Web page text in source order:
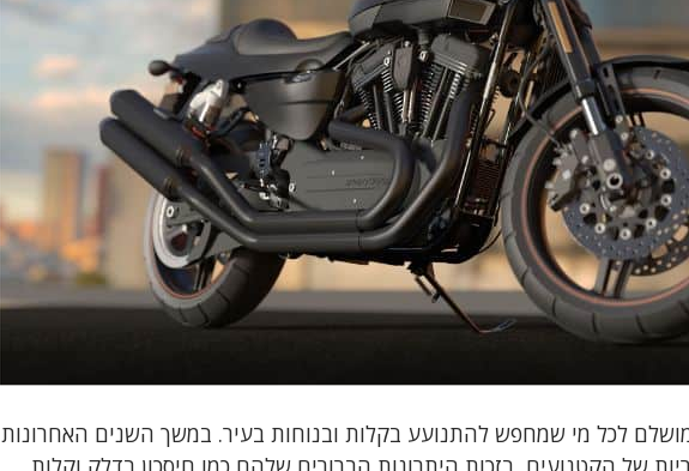
לכל מי שמחפש להתנועע בקלות ובנוחות בעיר. במשך השנים האחרונות